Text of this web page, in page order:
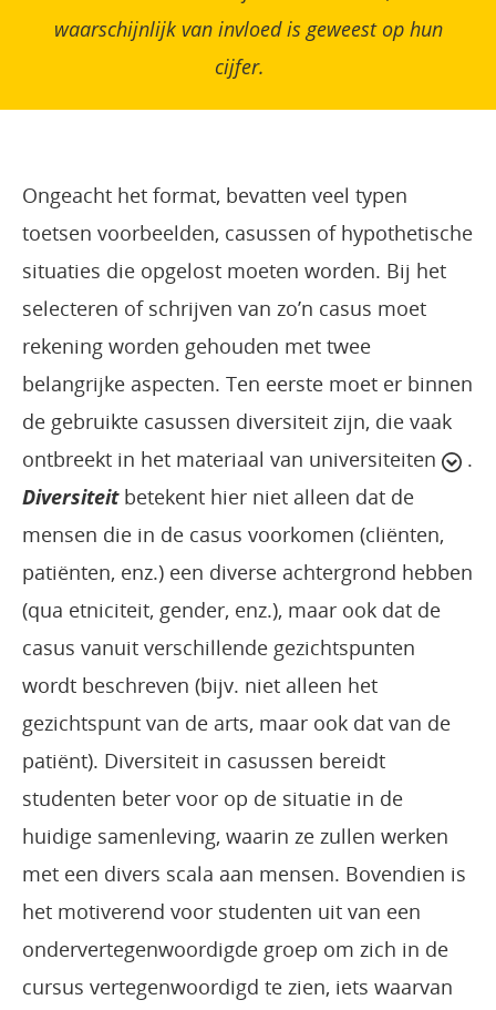
waarschijnlijk van invloed is geweest op hun
cijfer.
Ongeacht het format, bevatten veel typen
toetsen voorbeelden, casussen of hypothetische
situaties die opgelost moeten worden. Bij het
selecteren of schrijven van zo’n casus moet
rekening worden gehouden met twee
belangrijke aspecten. Ten eerste moet er binnen
de gebruikte casussen diversiteit zijn, die vaak
ontbreekt in het materiaal van universiteiten
.
Diversiteitbetekent hier niet alleen dat de
mensen die in de casus voorkomen (cliënten,
patiënten, enz.) een diverse achtergrond hebben
(qua etniciteit, gender, enz.), maar ook dat de
casus vanuit verschillende gezichtspunten
wordt beschreven (bijv. niet alleen het
gezichtspunt van de arts, maar ook dat van de
patiënt). Diversiteit in casussen bereidt
studenten beter voor op de situatie in de
huidige samenleving, waarin ze zullen werken
met een divers scala aan mensen. Bovendien is
het motiverend voor studenten uit van een
ondervertegenwoordigde groep om zich in de
cursus vertegenwoordigd te zien, iets waarvan